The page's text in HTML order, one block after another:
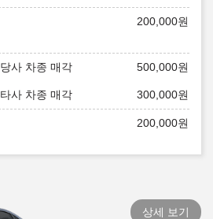
200,000원
당사 차종 매각 500,000원
타사 차종 매각 300,000원
200,000원
상세 보기